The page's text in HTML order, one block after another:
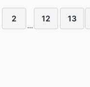
2
...
12 13